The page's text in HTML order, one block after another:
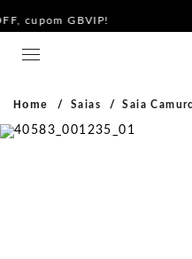
Pague com PIX e
Home Saias Saia